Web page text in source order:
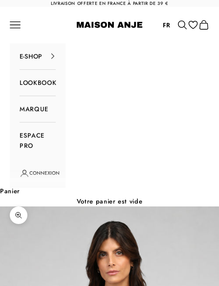
Passer au contenuLIVRAISON OFFERTE EN FRANCE À PARTIR DE 39 €
Maison Anje
Menu FR Rechercher
Panier
E-SHOP
LOOKBOOK
MARQUE
ESPACE
PRO
CONNEXION
Panier
Votre panier est vide
Zoomer sur l'image